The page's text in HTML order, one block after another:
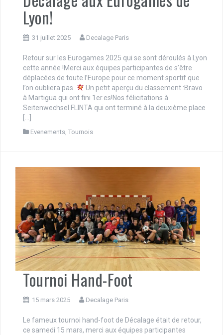
Lyon!
31 juillet 2025 Decalage Paris
Retour sur les Eurogames 2025 qui se sont déroulés à Lyon
cette année !Merci aux équipes participantes de s’être
déplacées de toute l’Europe pour ce moment sportif que
l’on oubliera pas.
Un petit aperçu du classement :Bravo
à Martigua qui ont fini 1er.es!Nos félicitations à
Seitenwechsel FLINTA qui ont terminé à la deuxième place
Evenements Tournois
Tournoi Hand-Foot
15 mars 2025 Decalage Paris
Le fameux tournoi hand-foot de Décalage était de retour,
ce samedi 15 mars, merci aux équipes participantes